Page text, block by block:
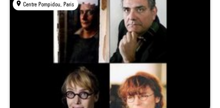
Centre Pompidou, Paris